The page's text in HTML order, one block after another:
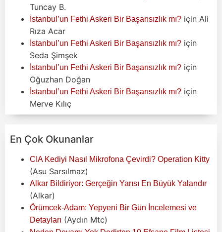
Tuncay B.
İstanbul’un Fethi Askeri Bir Başarısızlık mı? için Ali
Rıza Acar
İstanbul’un Fethi Askeri Bir Başarısızlık mı? için
Seda Şimşek
İstanbul’un Fethi Askeri Bir Başarısızlık mı? için
Oğuzhan Doğan
İstanbul’un Fethi Askeri Bir Başarısızlık mı? için
Merve Kılıç
En Çok Okunanlar
CIA Kediyi Nasıl Mikrofona Çevirdi? Operation Kitty
(Asu Sarsılmaz)
Alkar Bildiriyor: Gerçeğin Yarısı En Büyük Yalandır
(Alkar)
Örümcek-Adam: Yepyeni Bir Gün İncelemesi ve
Detayları (Aydın Mtc)